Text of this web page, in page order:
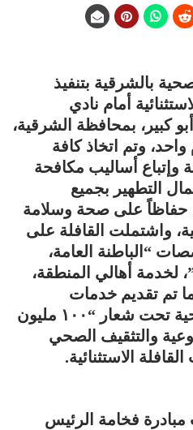
بالشرقية بتنفيذ
أمام نادي
كبير، بمحافظة الشرقية،
وتم اتخاذ كافة
وإتباع أساليب مكافحة
التطهير بجميع
حفاظاً على صحة وسلامة
واشتملت القافلة على
“الباطنة العامة،
لخدمة أهالي المنطقة،
تم تقديم خدمات
المبادرات الرئاسية الصحية تحت شعار “١٠٠ مليون
والتثقيف الصحي
الاستثنائية.
فخامة الرئيس